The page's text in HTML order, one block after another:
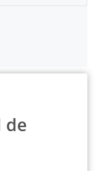
de